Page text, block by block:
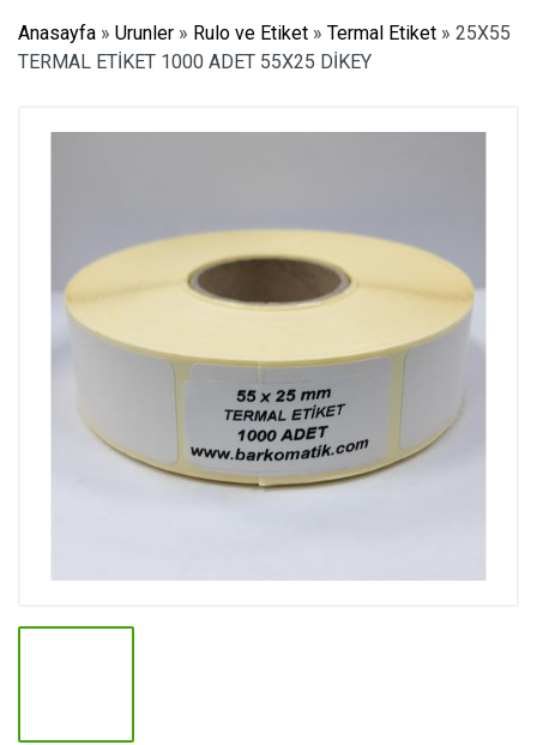
Anasayfa » Urunler » Rulo ve Etiket » Termal Etiket » 25X55
TERMAL ETİKET 1000 ADET 55X25 DİKEY